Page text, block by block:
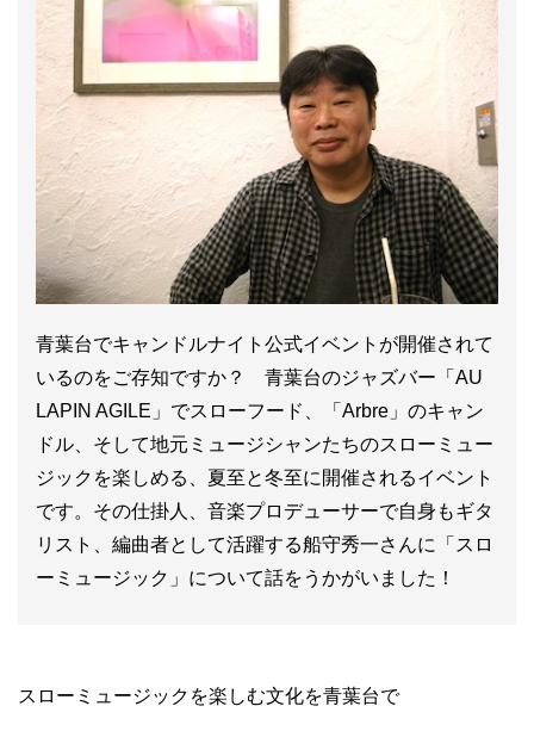
青葉台でキャンドルナイト公式イベントが開催されて
いるのをご存知ですか？ 青葉台のジャズバー「AU
LAPIN AGILE」でスローフード、「Arbre」のキャン
ドル、そして地元ミュージシャンたちのスローミュー
ジックを楽しめる、夏至と冬至に開催されるイベント
です。その仕掛人、音楽プロデューサーで自身もギタ
リスト、編曲者として活躍する船守秀一さんに「スロ
ーミュージック」について話をうかがいました！
スローミュージックを楽しむ文化を青葉台で